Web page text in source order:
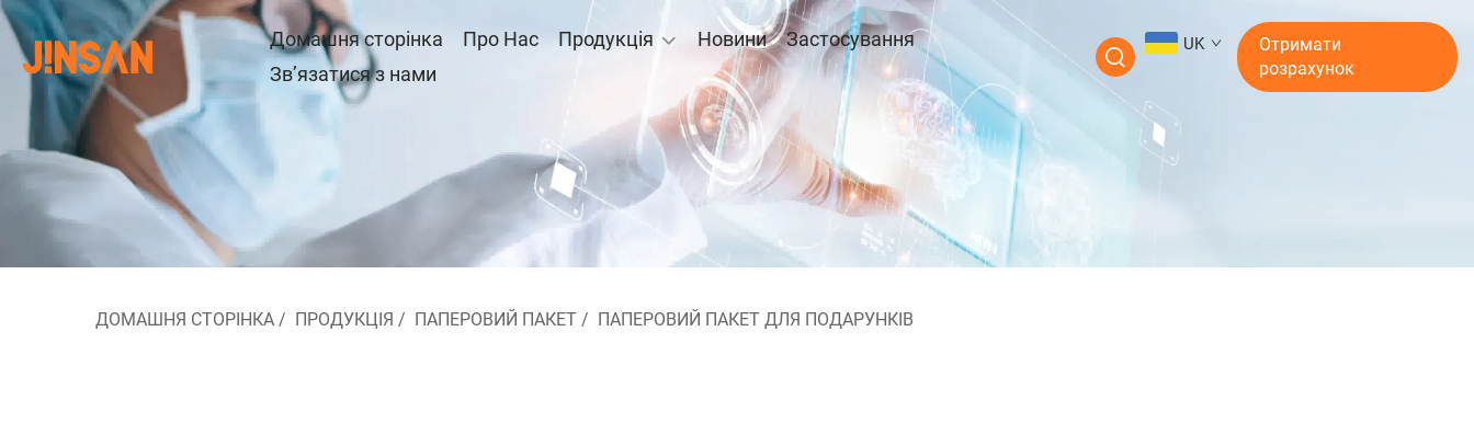
Домашня сторінка Про Нас Продукція Новини
Застосування
Зв’язатися з нами
UK
Отримати
розрахунок
ДОМАШНЯ СТОРІНКА / ПРОДУКЦІЯ / ПАПЕРОВИЙ ПАКЕТ / ПАПЕРОВИЙ ПАКЕТ ДЛЯ ПОДАРУНКІВ